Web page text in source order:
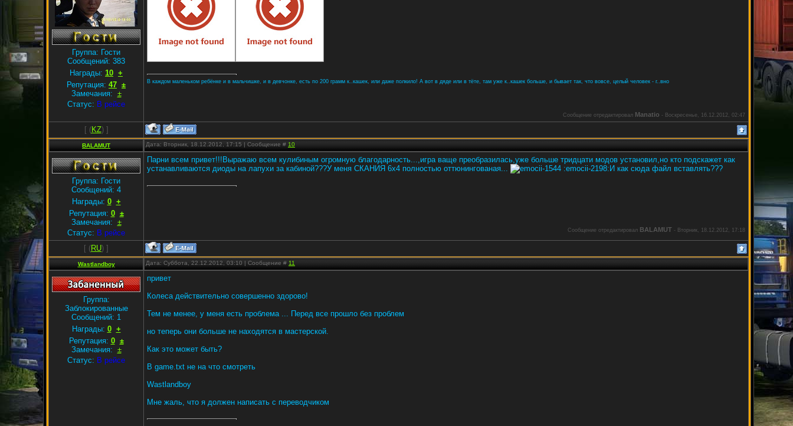
Группа: Гости
Сообщений: 383
Награды: 10 +
Репутация: 47 ±
Замечания: ±
Статус: В рейсе
В каждом маленьком ребёнке и в мальчишке, и в девчонке, есть по 200 грамм к..кашек, или даже полкило! А вот в дяде или в тёте, там уже к..кашек больше, и бывает так, что вовсе, целый человек - г..вно
Сообщение отредактировал Manatio - Воскресенье, 16.12.2012, 02:47
[ (KZ) ]
BALAMUT Дата: Вторник, 18.12.2012, 17:15 | Сообщение # 10
Группа: Гости
Сообщений: 4
Награды: 0 +
Репутация: 0 ±
Замечания: ±
Статус: В рейсе
Парни всем привет!!!Выражаю всем кулибиным огромную благодарность...,игра ваще преобразилась,уже больше тридцати модов установил,но кто подскажет как
устанавливаются диоды на лапухи за кабиной???У меня СКАНИЯ 6х4 полностью оттюнингованая...
:emocii-2198:И как сюда файл вставлять???
Сообщение отредактировал BALAMUT - Вторник, 18.12.2012, 17:18
[ (RU) ]
Wastlandboy Дата: Суббота, 22.12.2012, 03:10 | Сообщение # 11
Группа:
Заблокированные
Сообщений: 1
Награды: 0 +
Репутация: 0 ±
Замечания: ±
Статус: В рейсе
привет
Колеса действительно совершенно здорово!
Тем не менее, у меня есть проблема ... Перед все прошло без проблем
но теперь они больше не находятся в мастерской.
Как это может быть?
В game.txt не на что смотреть
Wastlandboy
Мне жаль, что я должен написать с переводчиком